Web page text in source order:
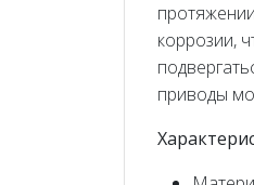
коррозии,
приводы